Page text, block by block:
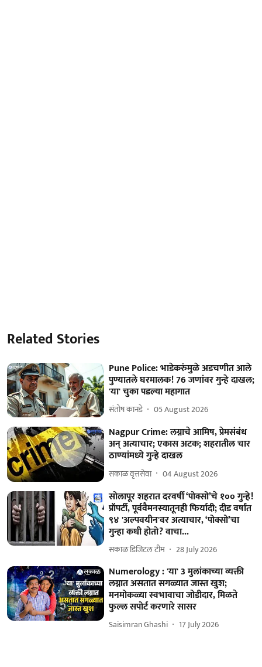
Related Stories
Pune Police: भाडेकरुंमुळे अडचणीत आले
पुण्यातले घरमालक! 76 जणांवर गुन्हे दाखल;
'या' चुका पडल्या महागात
संतोष कानडे 05 August 2026
Nagpur Crime: लग्नाचे आमिष, प्रेमसंबंध
अन् अत्याचार; एकास अटक; शहरातील चार
ठाण्यांमध्‍ये गुन्हे दाखल
सकाळ वृत्तसेवा 04 August 2026
सोलापूर शहरात दरवर्षी ‘पोक्सो’चे १०० गुन्हे!
प्रॉपर्टी, पूर्ववैमनस्यातूनही फिर्यादी; दीड वर्षांत
९४ 'अल्पवयीन'वर अत्याचार, ‘पोक्सो’चा
गुन्हा कधी होतो? वाचा...
सकाळ डिजिटल टीम 28 July 2026
Numerology : 'या' 3 मुलांकाच्या व्यक्ती
लग्नात असतात सगळ्यात जास्त खुश;
मनमोकळ्या स्वभावाचा जोडीदार, मिळते
फुल्ल सपोर्ट करणारे सासर
Saisimran Ghashi 17 July 2026